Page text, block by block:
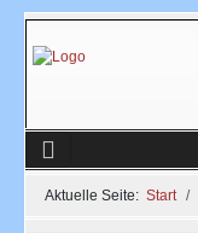
Aktuelle Seite: Start